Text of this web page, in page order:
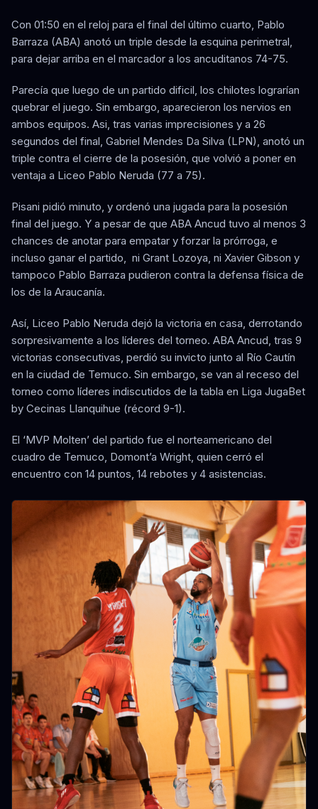
Con 01:50 en el reloj para el final del último cuarto, Pablo
Barraza (ABA) anotó un triple desde la esquina perimetral,
para dejar arriba en el marcador a los ancuditanos 74-75.
Parecía que luego de un partido dificil, los chilotes lograrían
quebrar el juego. Sin embargo, aparecieron los nervios en
ambos equipos. Asi, tras varias imprecisiones y a 26
segundos del final, Gabriel Mendes Da Silva (LPN), anotó un
triple contra el cierre de la posesión, que volvió a poner en
ventaja a Liceo Pablo Neruda (77 a 75).
Pisani pidió minuto, y ordenó una jugada para la posesión
final del juego. Y a pesar de que ABA Ancud tuvo al menos 3
chances de anotar para empatar y forzar la prórroga, e
incluso ganar el partido, ni Grant Lozoya, ni Xavier Gibson y
tampoco Pablo Barraza pudieron contra la defensa física de
los de la Araucanía.
Así, Liceo Pablo Neruda dejó la victoria en casa, derrotando
sorpresivamente a los líderes del torneo. ABA Ancud, tras 9
victorias consecutivas, perdió su invicto junto al Río Cautín
en la ciudad de Temuco. Sin embargo, se van al receso del
torneo como líderes indiscutidos de la tabla en Liga JugaBet
by Cecinas Llanquihue (récord 9-1).
El ‘MVP Molten’ del partido fue el norteamericano del
cuadro de Temuco, Domont’a Wright, quien cerró el
encuentro con 14 puntos, 14 rebotes y 4 asistencias.